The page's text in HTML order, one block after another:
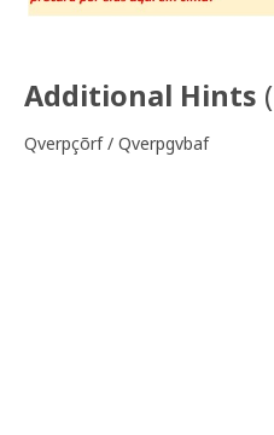
Additional Hints (
Qverpçõrf / Qverpgvbaf